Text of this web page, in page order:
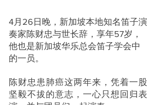
4月26日晚，新加坡本地知名笛子演
奏家陈财忠与世长辞，享年57岁，
他也是新加坡华乐总会笛子学会中
的一员。
陈财忠患肺癌这两年来，凭着一股
坚毅不拔的意志，一心只想回归表